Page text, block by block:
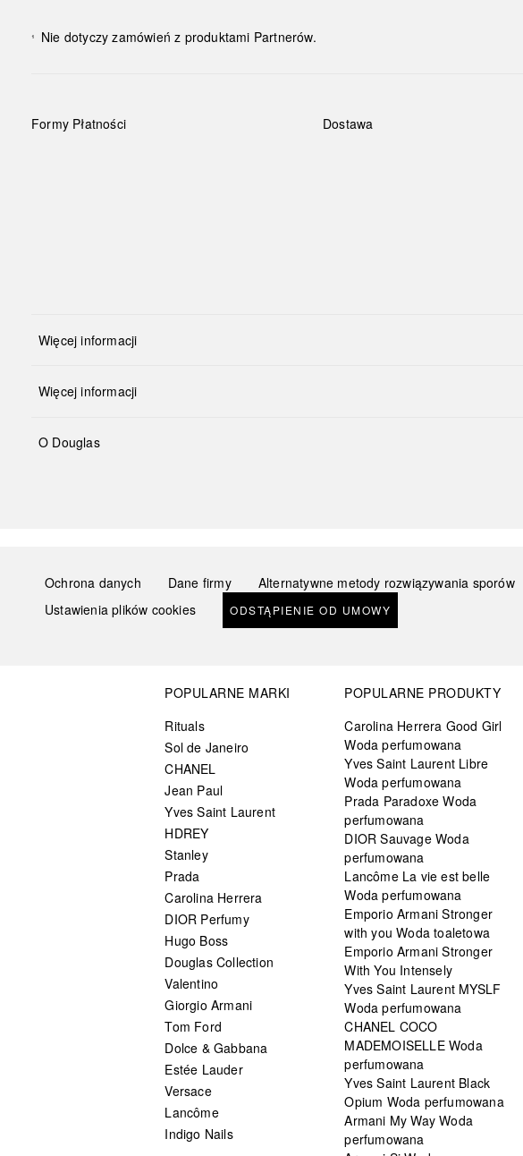
¹ Nie dotyczy zamówień z produktami Partnerów.
Formy Płatności Dostawa
Więcej informacji
Więcej informacji
O Douglas
Ochrona danych Dane firmy Alternatywne metody rozwiązywania sporów
Ustawienia plików cookies
ODSTĄPIENIE OD UMOWY
POPULARNE MARKI
Rituals
Sol de Janeiro
CHANEL
Jean Paul
Yves Saint Laurent
HDREY
Stanley
Prada
Carolina Herrera
DIOR Perfumy
Hugo Boss
Douglas Collection
Valentino
Giorgio Armani
Tom Ford
Dolce & Gabbana
Estée Lauder
Versace
Lancôme
Indigo Nails
POPULARNE PRODUKTY
Carolina Herrera Good Girl
Woda perfumowana
Yves Saint Laurent Libre
Woda perfumowana
Prada Paradoxe Woda
perfumowana
DIOR Sauvage Woda
perfumowana
Lancôme La vie est belle
Woda perfumowana
Emporio Armani Stronger
with you Woda toaletowa
Emporio Armani Stronger
With You Intensely
Yves Saint Laurent MYSLF
Woda perfumowana
CHANEL COCO
MADEMOISELLE Woda
perfumowana
Yves Saint Laurent Black
Opium Woda perfumowana
Armani My Way Woda
perfumowana